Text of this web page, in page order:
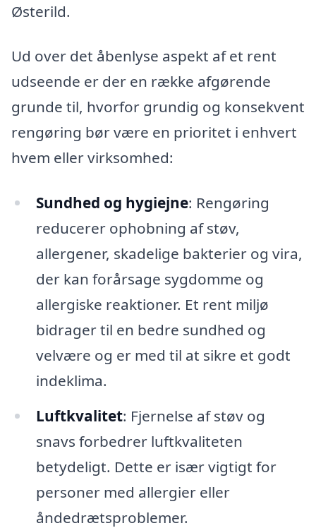
Østerild.
Ud over det åbenlyse aspekt af et rent
udseende er der en række afgørende
grunde til, hvorfor grundig og konsekvent
rengøring bør være en prioritet i enhvert
hvem eller virksomhed:
Sundhed og hygiejne: Rengøring
reducerer ophobning af støv,
allergener, skadelige bakterier og vira,
der kan forårsage sygdomme og
allergiske reaktioner. Et rent miljø
bidrager til en bedre sundhed og
velvære og er med til at sikre et godt
indeklima.
Luftkvalitet: Fjernelse af støv og
snavs forbedrer luftkvaliteten
betydeligt. Dette er især vigtigt for
personer med allergier eller
åndedrætsproblemer.